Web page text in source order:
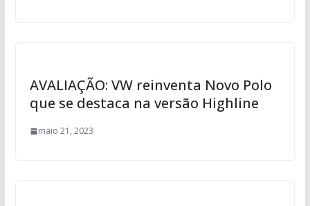
AVALIAÇÃO: VW reinventa Novo Polo
que se destaca na versão Highline
maio 21, 2023